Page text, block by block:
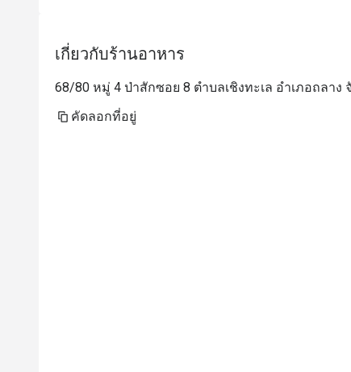
เกี่ยวกับร้านอาหาร
68/80 หมู่ 4 ป่าสักซอย 8 ตำบลเชิงทะเล อำเภอถลาง
คัดลอกที่อยู่